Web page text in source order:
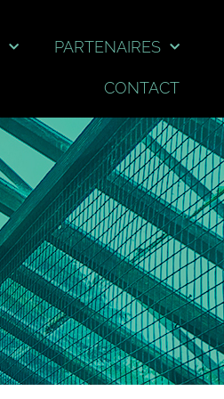
PARTENAIRES
CONTACT